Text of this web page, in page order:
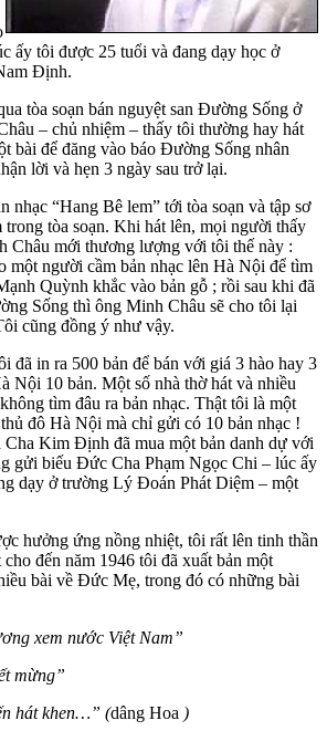
ấy tôi được 25 tuổi và đang dạy học ở
Định.
tòa soạn bán nguyệt san Đường Sống ở
– chủ nhiệm – thấy tôi thường hay hát
bài để đăng vào báo Đường Sống nhân
lời và hẹn 3 ngày sau trở lại.
nhạc “Hang Bê lem” tới tòa soạn và tập sơ
trong tòa soạn. Khi hát lên, mọi người thấy
Châu mới thương lượng với tôi thế này :
một người cầm bản nhạc lên Hà Nội để tìm
Quỳnh khắc vào bản gỗ ; rồi sau khi đã
Sống thì ông Minh Châu sẽ cho tôi lại
cũng đồng ý như vậy.
đã in ra 500 bản để bán với giá 3 hào hay 3
Nội 10 bản. Một số nhà thờ hát và nhiều
tìm đâu ra bản nhạc. Thật tôi là một
đô Hà Nội mà chỉ gửi có 10 bản nhạc !
Cha Kim Định đã mua một bản danh dự với
gửi biếu Đức Cha Phạm Ngọc Chi – lúc ấy
dạy ở trường Lý Đoán Phát Diệm – một
hưởng ứng nồng nhiệt, tôi rất lên tinh thần
đến năm 1946 tôi đã xuất bản một
bài về Đức Mẹ, trong đó có những bài
xem nước Việt Nam”
mừng”
hát khen…” (dâng Hoa )